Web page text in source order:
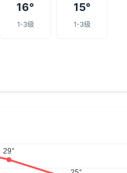
16°
1-3级
15°
1-3级